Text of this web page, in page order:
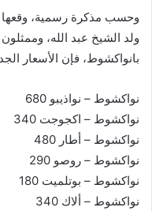
وحسب مذكرة رسمية، وقعها
ولد الشيخ عبد الله،
بانواكشوط، فإن الأسعار
نواكشوط – نواذيبو 680
نواكشوط – اكجوجت 340
نواكشوط – أطار 480
نواكشوط – روصو 290
نواكشوط – بوتلميت 180
نواكشوط – ألاك 340